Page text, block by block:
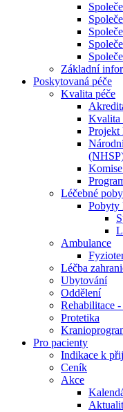
Základní
Poskytovaná péče
Kvalita péče
Kvalita
Projekt
Léčebné
Pobyty
Ambulance
Léčba
Ubytování
Oddělení
Rehabilitace
Protetika
Pro pacienty
Indikace k
Ceník
Akce